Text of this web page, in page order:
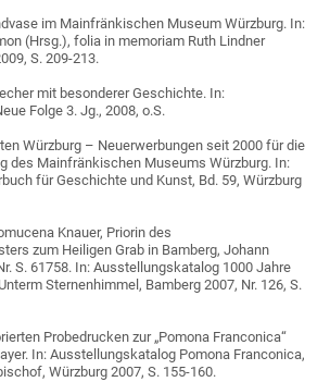
im Mainfränkischen Museum Würzburg. In:
(Hrsg.), folia in memoriam Ruth Lindner
S. 209-213.
mit besonderer Geschichte. In:
Folge 3. Jg., 2008, o.S.
Würzburg – Neuerwerbungen seit 2000 für die
des Mainfränkischen Museums Würzburg. In:
für Geschichte und Kunst, Bd. 59, Würzburg
Knauer, Priorin des
zum Heiligen Grab in Bamberg, Johann
S. 61758. In: Ausstellungskatalog 1000 Jahre
Sternenhimmel, Bamberg 2007, Nr. 126, S.
Probedrucken zur „Pomona Franconica“
In: Ausstellungskatalog Pomona Franconica,
Würzburg 2007, S. 155-160.